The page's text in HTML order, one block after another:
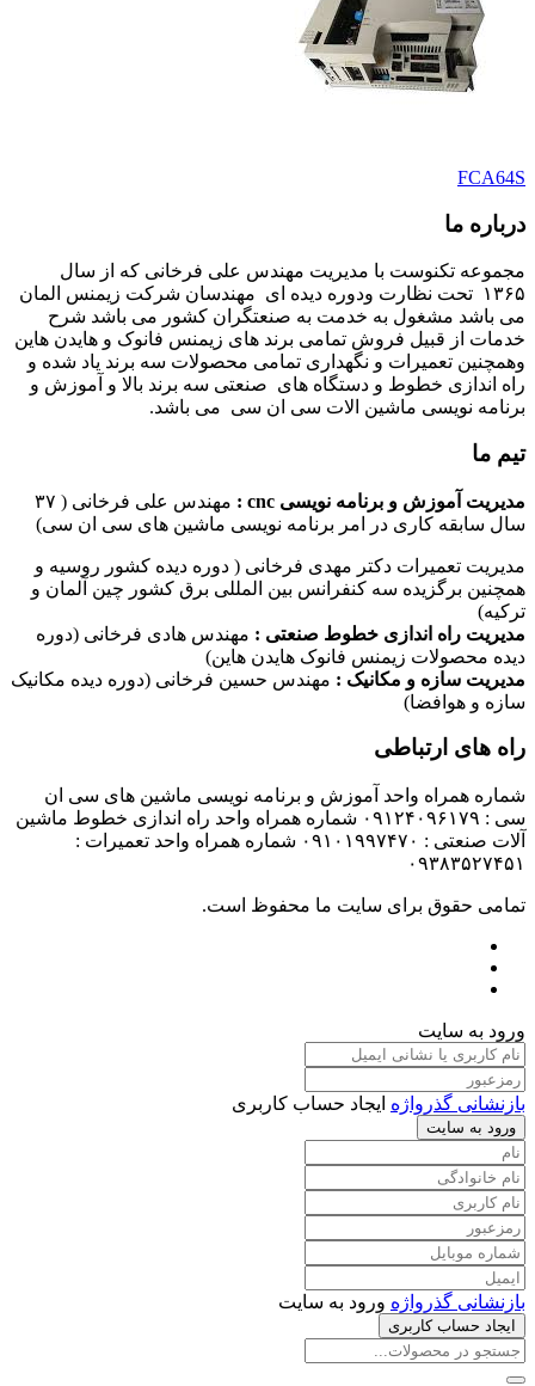
FCA64S
درباره ما
مجموعه تکنوست با مدیریت مهندس علی فرخانی که از سال
۱۳۶۵ تحت نظارت ودوره دیده ای مهندسان شرکت زیمنس المان
می باشد مشغول به خدمت به صنعتگران کشور می باشد شرح
خدمات از قبیل فروش تمامی برند های زیمنس فانوک و هایدن هاین
وهمچنین تعمیرات و نگهداری تمامی محصولات سه برند یاد شده و
راه اندازی خطوط و دستگاه های صنعتی سه برند بالا و آموزش و
برنامه نویسی ماشین الات سی ان سی می باشد.
تیم ما
مدیریت آموزش و برنامه نویسی cnc :
مهندس علی فرخانی ( ۳۷
سال سابقه کاری در امر برنامه نویسی ماشین های سی ان سی)
مدیریت تعمیرات دکتر مهدی فرخانی ( دوره دیده کشور روسیه و
همچنین برگزیده سه کنفرانس بین المللی برق کشور چین آلمان و
ترکیه)
مدیریت راه اندازی خطوط صنعتی : مهندس هادی فرخانی (دوره
دیده محصولات زیمنس فانوک هایدن هاین)
مدیریت سازه و مکانیک : مهندس حسین فرخانی (دوره دیده مکانیک
سازه و هوافضا)
راه های ارتباطی
شماره همراه واحد آموزش و برنامه نویسی ماشین های سی ان
سی : ۰۹۱۲۴۰۹۶۱۷۹ شماره همراه واحد راه اندازی خطوط ماشین
آلات صنعتی : ۰۹۱۰۱۹۹۷۴۷۰ شماره همراه واحد تعمیرات :
۰۹۳۸۳۵۲۷۴۵۱
تمامی حقوق برای سایت ما محفوظ است.
ورود به سایت
بازنشانی گذرواژه ایجاد حساب کاربری
ورود به سایت
بازنشانی گذرواژه ورود به سایت
ایجاد حساب کاربری